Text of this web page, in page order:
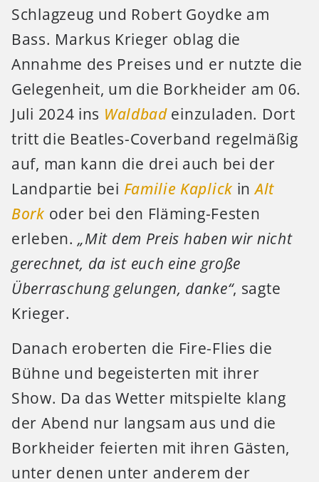
Schlagzeug und Robert Goydke am
Bass. Markus Krieger oblag die
Annahme des Preises und er nutzte die
Gelegenheit, um die Borkheider am 06.
Juli 2024 ins Waldbadeinzuladen. Dort
tritt die Beatles-Coverband regelmäßig
auf, man kann die drei auch bei der
Landpartie bei Familie Kaplick inAlt
Bork oder bei den Fläming-Festen
erleben.„Mit dem Preis haben wir nicht
gerechnet, da ist euch eine große
Überraschung gelungen, danke“, sagte
Krieger.
Danach eroberten die Fire-Flies die
Bühne und begeisterten mit ihrer
Show. Da das Wetter mitspielte klang
der Abend nur langsam aus und die
Borkheider feierten mit ihren Gästen,
unter denen unter anderem der